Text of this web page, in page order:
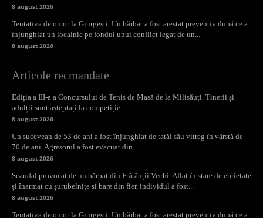
8 august 2026
Tentativă de omor la Giurgești. Un bărbat a fost arestat preventiv după ce a
înjunghiat un localnic pe fondul unui conflict legat de un...
8 august 2026
Articole recmandate
Ediția a III-a a Concursului de Tenis de Masă de la Milișăuți. Tinerii și
adulții sunt așteptați la competiție
8 august 2026
Un sucevean de 53 de ani a fost înjunghiat de tatăl său vitreg în vârstă de
70 de ani. Agresorul a fost evacuat din...
8 august 2026
Scandal provocat de un bărbat din Frătăuții Vechi. Aflat în stare de ebrietate
și înarmat cu șurubelnițe și bare din fier, individul a fost...
8 august 2026
Tentativă de omor la Giurgești. Un bărbat a fost arestat preventiv după ce a